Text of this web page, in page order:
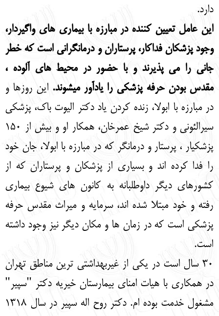
دارد.
این عامل تعیین کننده در مبارزه با بیماری های واگیردار،
وجود پزشکان فداکار، پرستاران و درمانگرانی است که خطر
جانی را می پذیرند و با حضور در محیط های آلوده ،
مقدس بودن حرفه پزشکی را یادآور می‏شوند. این روزها و
در مبارزه با ابولا، زنده کردن یاد دکتر الیوت باک، پزشکی
سیرالئونی و دکتر شیخ عمرخان، همکار او و بیش از 150
پزشکیار ، پرستار و درمانگر که در مبارزه با ابولا، جان خود
را فدا کرده اند و بسیاری از پزشکان و پرستاران که از
کشورهای دیگر داوطلبانه به کانون های شیوع بیماری
رفته و خود مبتلا شده اند، سرمایه و میراث مقدس حرفه
پزشکی است که در زمان ها و مکان دیگر نیز وجود داشته
است.
30 سال است در یکی از غیربهداشتی ترین مناطق تهران
در همکاری با هیات امنای بیمارستان خیریه دکتر "سپیر"
مشغول خدمت بوده ام. دکتر روح اله سپیر در سال 1318